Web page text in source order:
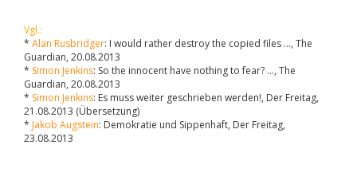
Vgl.:
* Alan Rusbridger: I would rather destroy the copied files …, The
Guardian, 20.08.2013
* Simon Jenkins: So the innocent have nothing to fear? …, The
Guardian, 20.08.2013
* Simon Jenkins: Es muss weiter geschrieben werden!, Der Freitag,
21.08.2013 (Übersetzung)
* Jakob Augstein: Demokratie und Sippenhaft, Der Freitag,
23.08.2013